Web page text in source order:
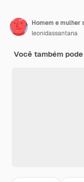
leonidassantana
Você também